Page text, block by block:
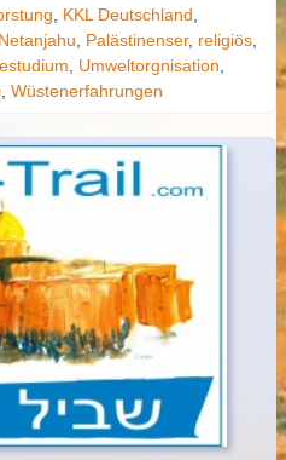
KKL Deutschland
Netanjahu Palästinenser, religiös,
Umweltorgnisation
, Wüstenerfahrungen